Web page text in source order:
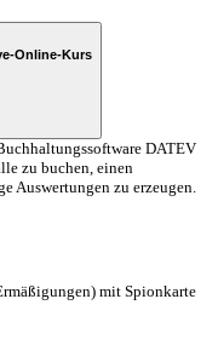
mit der DATEV-Software Live-Online-Kurs
DATEV
zu buchen, einen
Auswertungen zu erzeugen.
mit Spionkarte